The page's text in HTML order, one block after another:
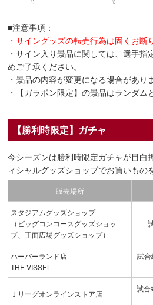
■注意事項：
・サイングッズの転売行為は固くお断
・サイン入り景品に関しては、選手指
めご了承ください。
・景品の内容が変更になる場合があり
・【ガラポン限定】の景品はランダム
【勝利時限定】ガチャ
今シーズンは勝利時限定ガチャが目白
ィシャルグッズショップでお買いもの
販売場所
スタジアムグッズショップ
（ビッグコンコースグッズショッ
プ、正面広場グッズショップ）
ハーバーランド店
THE VISSEL
試合
Ｊリーグオンラインストア店
試合